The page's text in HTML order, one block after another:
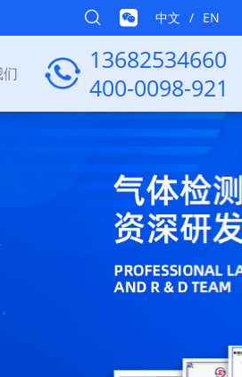
中文 / EN
13682534660
400-0098-921